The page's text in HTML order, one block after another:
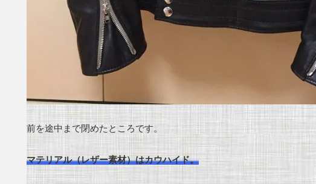
前を途中まで閉めたところです。
マテリアル（レザー素材）はカウハイド。